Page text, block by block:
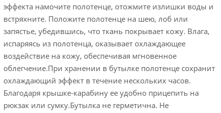
эффекта намочите полотенце, отожмите излишки воды и
встряхните. Положите полотенце на шею, лоб или
запястье, убедившись, что ткань покрывает кожу. Влага,
испаряясь из полотенца, оказывает охлаждающее
воздействие на кожу, обеспечивая мгновенное
облегчение.При хранении в бутылке полотенце сохранит
охлаждающий эффект в течение нескольких часов.
Благодаря крышке-карабину ее удобно прицепить на
рюкзак или сумку.Бутылка не герметична. Не